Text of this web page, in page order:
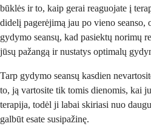
būklės ir to, kaip gerai reaguojate į
didelį pagerėjimą jau po vieno
gydymo seansų, kad pasiektų norimų
jūsų pažangą ir nustatys optimalų
Tarp gydymo seansų kasdien
to, ją vartosite tik tomis dienomis, kai
terapija, todėl ji labai skiriasi nuo
galbūt esate susipažinę.